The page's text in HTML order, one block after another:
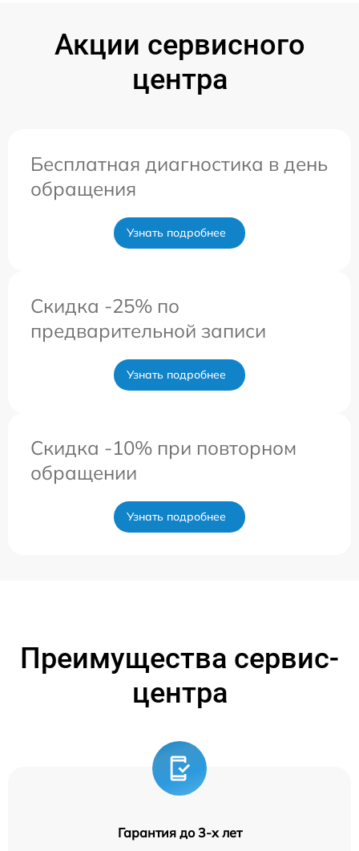
Акции сервисного
центра
Бесплатная диагностика в день
обращения
Узнать подробнее
Скидка -25% по
предварительной записи
Узнать подробнее
Скидка -10% при повторном
обращении
Узнать подробнее
Преимущества сервис-
центра
Гарантия до 3-х лет